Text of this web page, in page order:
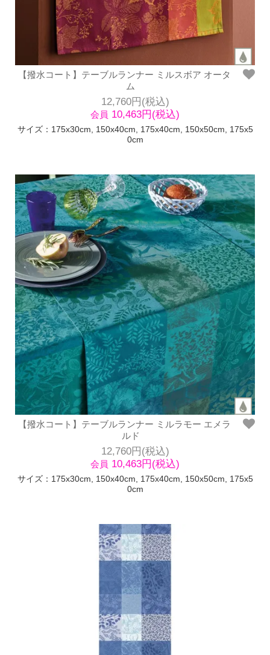
【撥水コート】テーブルランナー ミルスボア オータ
ム
12,760円(税込)
会員 10,463円(税込)
サイズ：175x30cm, 150x40cm, 175x40cm, 150x50cm, 175x5
0cm
【撥水コート】テーブルランナー ミルラモー エメラ
ルド
12,760円(税込)
会員 10,463円(税込)
サイズ：175x30cm, 150x40cm, 175x40cm, 150x50cm, 175x5
0cm